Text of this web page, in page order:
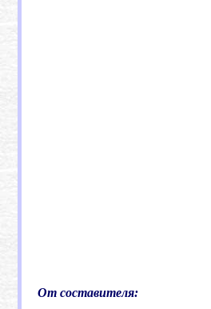
От составителя: